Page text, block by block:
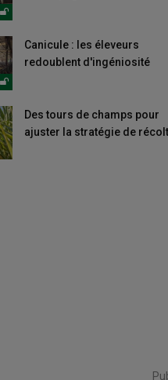
Canicule : les éleveurs
redoublent d'ingéniosité
Des tours de champs pour
ajuster la stratégie de